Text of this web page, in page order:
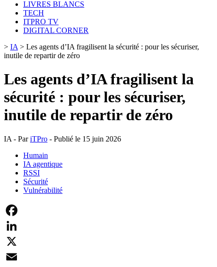
LIVRES BLANCS
TECH
ITPRO TV
DIGITAL CORNER
> IA > Les agents d’IA fragilisent la sécurité : pour les sécuriser,
inutile de repartir de zéro
Les agents d’IA fragilisent la
sécurité : pour les sécuriser,
inutile de repartir de zéro
IA - PariTPro - Publié le 15 juin 2026
Humain
IA agentique
RSSI
Sécurité
Vulnérabilité
Facebook
LinkedIn
X